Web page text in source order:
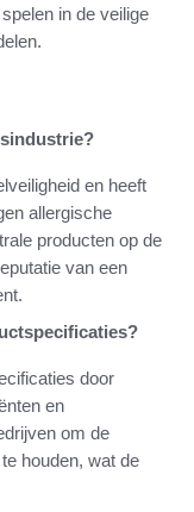
in de veilige
en heeft
allergische
producten op de
van een
door
en
om de
houden, wat de